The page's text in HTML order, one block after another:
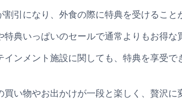
引になり、外食の際に特典を受けること
典いっぱいのセールで通常よりもお得な
ンメント施設に関しても、特典を享受で
い物やお出かけが一段と楽しく、贅沢に